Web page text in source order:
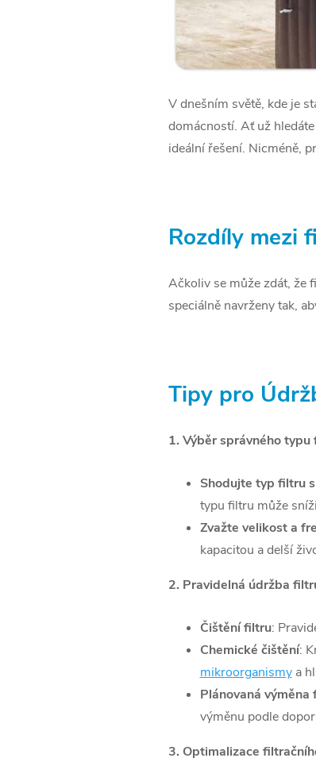
V dnešním světě, kde je
domácností. Ať už
ideální řešení. Nicméně,
Rozdíly mezi
Ačkoliv se může zdát, že
speciálně navrženy tak,
Tipy pro
1. Výběr správného typu
Shodujte typ filtru
typu filtru může
Zvažte velikost a
kapacitou a delší
2. Pravidelná údržba
Čištění filtru:
Chemické čištění:
mikroorganismya
Plánovaná výměna
výměnu podle
3. Optimalizace